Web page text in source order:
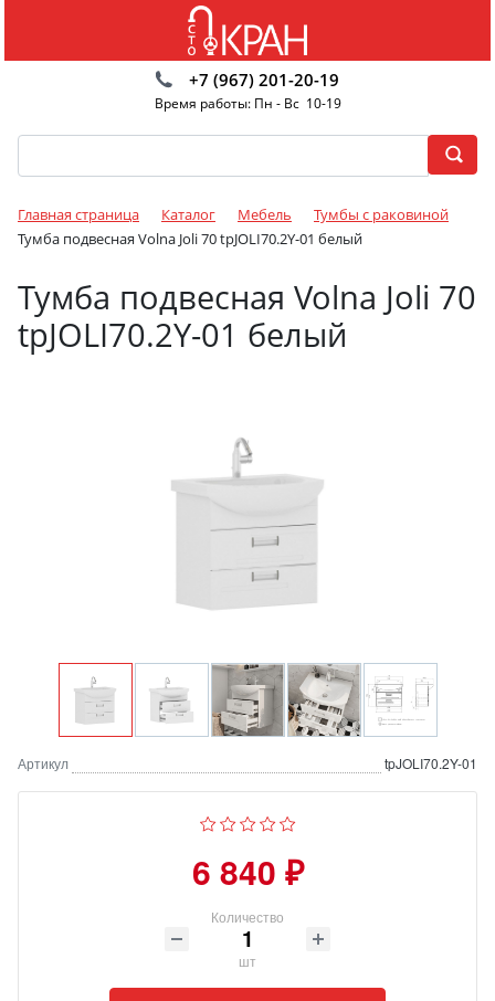
+7 (967) 201-20-19
Время работы: Пн - Вс 10-19
Главная страница Каталог Мебель
Тумбы с раковиной
Тумба подвесная Volna Joli 70 tpJOLI70.2Y-01 белый
Тумба подвесная Volna Joli 70
tpJOLI70.2Y-01 белый
Артикул tpJOLI70.2Y-01
6 840 ₽
Количество
шт